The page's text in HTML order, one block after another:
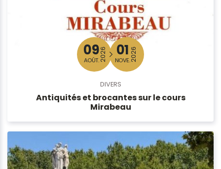
09
AOÛT.2026 01
NOVE.2026
DIVERS
Antiquités et brocantes sur le cours
Mirabeau